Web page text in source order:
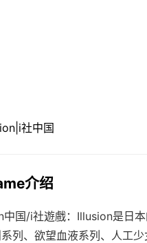
介绍
中国/i社遊戲：Illusion是日
列、欲望血液系列、人工